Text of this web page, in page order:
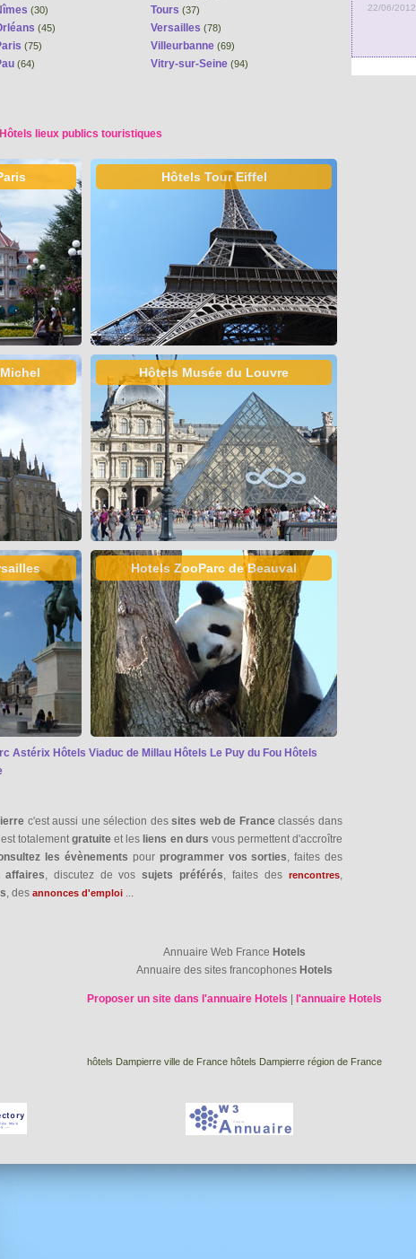
(30)
(45)
(75)
(64)
Tours (37)
Versailles (78)
Villeurbanne (69)
Vitry-sur-Seine (94)
Hôtels lieux publics touristiques
Hôtels Tour Eiffel
Hôtels Musée du Louvre
Hotels ZooParc de Beauval
Astérix Hôtels Viaduc de Millau Hôtels Le Puy du Fou Hôtels
c'est aussi une sélection dessites web de Franceclassés dans
totalementgratuiteet les liens en durs vous permettent d'accroître
les évènements pour programmer vos sorties, faites des
affaires, discutez de vossujets préférés, faites desrencontres,
, des annonces d'emploi ...
22/06/2012
Annuaire Web France Hotels
Annuaire des sites francophones Hotels
Proposer un site dans l'annuaire Hotels l'annuaire Hotels
hôtels Dampierre ville de France hôtels Dampierre région de France